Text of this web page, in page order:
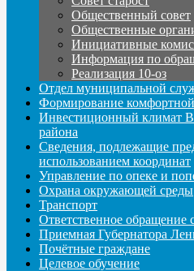
Общественный совет
Общественные
Инициативные
Информация по
Реализация 10-оз
Отдел муниципальной
Формирование
Инвестиционный климат
района
Сведения, подлежащие
использованием координат
Управление по опеке и
Охрана окружающей среды
Транспорт
Ответственное
Приемная Губернатора
Почётные граждане
Целевое обучение